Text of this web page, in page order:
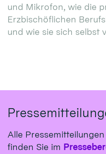
und Mikrofon, wie die
Erzbischöflichen
und wie sie sich selbst
Alle
finden Sie im